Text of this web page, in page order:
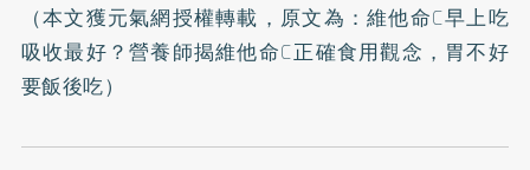
（本文獲元氣網授權轉載，原文為：維他命C早上吃
吸收最好？營養師揭維他命C正確食用觀念，胃不好
要飯後吃）